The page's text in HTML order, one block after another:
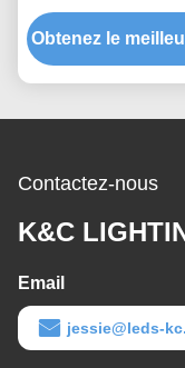
de profil de
6063 T5 LED
Obtenez le
Contactez-nous
K&C
Email
jessie@leds-